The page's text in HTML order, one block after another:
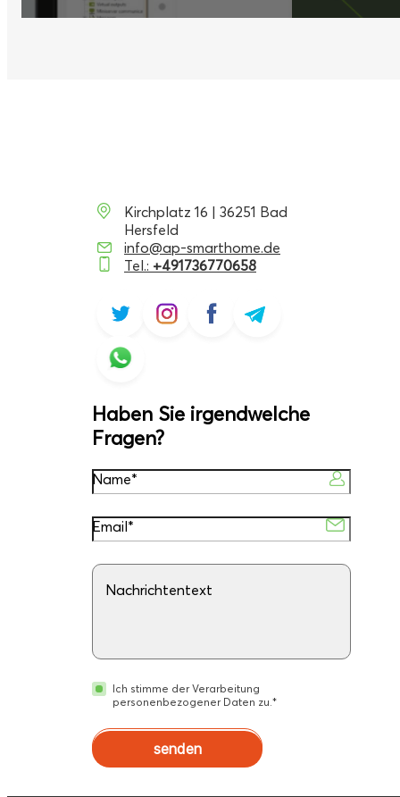
Kirchplatz 16 | 36251 Bad
Hersfeld
info@ap-smarthome.de
Tel.: +491736770658
Haben Sie irgendwelche
Fragen?
Name*
Email*
Nachrichtentext
Ich stimme der Verarbeitung
personenbezogener Daten zu.*
senden